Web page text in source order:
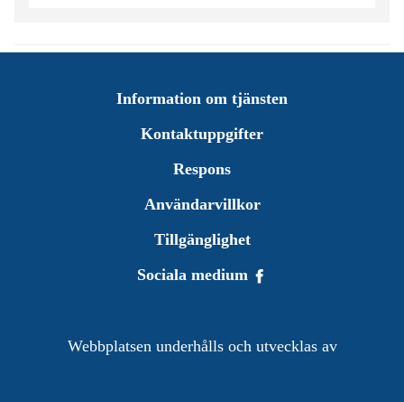
Information om tjänsten
Kontaktuppgifter
Respons
Användarvillkor
Tillgänglighet
Sociala medium
Webbplatsen underhålls och utvecklas av